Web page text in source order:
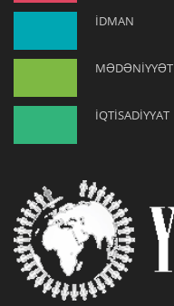
İDMAN
MƏDƏNİYYƏT
İQTİSADİYYAT